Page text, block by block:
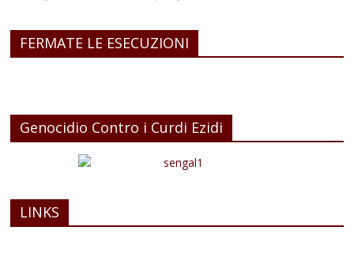
FERMATE LE ESECUZIONI
Genocidio Contro i Curdi Ezidi
LINKS